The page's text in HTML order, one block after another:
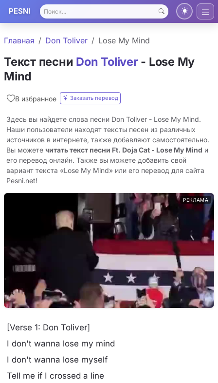
PESNI
Главная Don Toliver Lose My Mind
Текст песни Don Toliver- Lose My
Mind
В избранное Заказать перевод
Здесь вы найдете слова песни Don Toliver - Lose My Mind.
Наши пользователи находят тексты песен из различных
источников в интернете, также добавляют самостоятельно.
Вы можете читать текст песни Ft. Doja Cat - Lose My Mind и
его перевод онлайн. Также вы можете добавить свой
вариант текста «Lose My Mind» или его перевод для сайта
Pesni.net!
РЕКЛАМА
[Verse 1: Don Toliver]
I don't wanna lose my mind
I don't wanna lose myself
Tell me if I crossed a line